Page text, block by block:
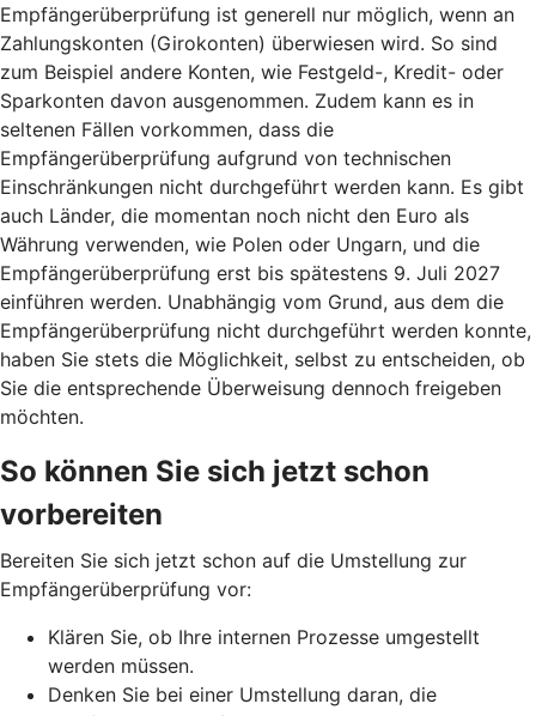
Empfängerüberprüfung ist generell nur möglich, wenn an
Zahlungskonten (Girokonten) überwiesen wird. So sind
zum Beispiel andere Konten, wie Festgeld-, Kredit- oder
Sparkonten davon ausgenommen. Zudem kann es in
seltenen Fällen vorkommen, dass die
Empfängerüberprüfung aufgrund von technischen
Einschränkungen nicht durchgeführt werden kann. Es gibt
auch Länder, die momentan noch nicht den Euro als
Währung verwenden, wie Polen oder Ungarn, und die
Empfängerüberprüfung erst bis spätestens 9. Juli 2027
einführen werden. Unabhängig vom Grund, aus dem die
Empfängerüberprüfung nicht durchgeführt werden konnte,
haben Sie stets die Möglichkeit, selbst zu entscheiden, ob
Sie die entsprechende Überweisung dennoch freigeben
möchten.
So können Sie sich jetzt schon
vorbereiten
Bereiten Sie sich jetzt schon auf die Umstellung zur
Empfängerüberprüfung vor:
Klären Sie, ob Ihre internen Prozesse umgestellt
werden müssen.
Denken Sie bei einer Umstellung daran, die